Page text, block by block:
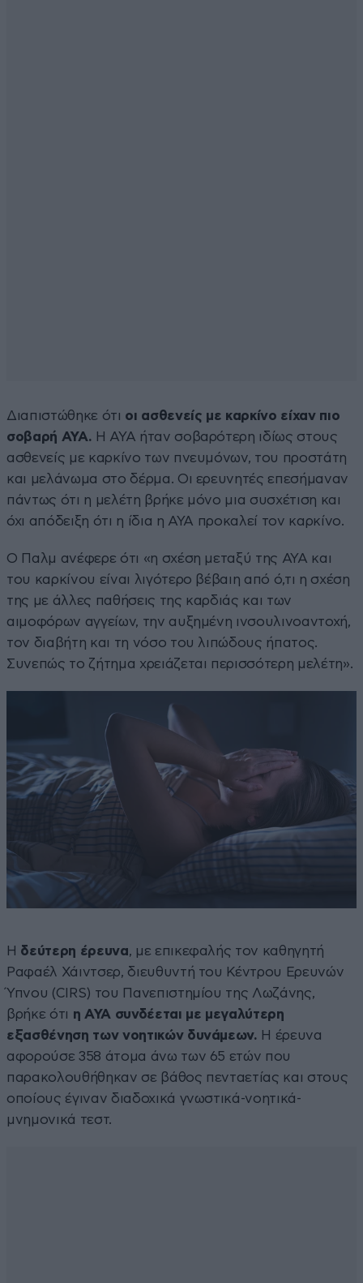
Διαπιστώθηκε ότι οι ασθενείς με καρκίνο είχαν πιο
σοβαρή ΑΥΑ. Η ΑΥΑ ήταν σοβαρότερη ιδίως στους
ασθενείς με καρκίνο των πνευμόνων, του προστάτη
και μελάνωμα στο δέρμα. Οι ερευνητές επεσήμαναν
πάντως ότι η μελέτη βρήκε μόνο μια συσχέτιση και
όχι απόδειξη ότι η ίδια η ΑΥΑ προκαλεί τον καρκίνο.
Ο Παλμ ανέφερε ότι «η σχέση μεταξύ της ΑΥΑ και
του καρκίνου είναι λιγότερο βέβαιη από ό,τι η σχέση
της με άλλες παθήσεις της καρδιάς και των
αιμοφόρων αγγείων, την αυξημένη ινσουλινοαντοχή,
τον διαβήτη και τη νόσο του λιπώδους ήπατος.
Συνεπώς το ζήτημα χρειάζεται περισσότερη μελέτη».
Η δεύτερη έρευνα, με επικεφαλής τον καθηγητή
Ραφαέλ Χάιντσερ, διευθυντή του Κέντρου Ερευνών
Ύπνου (CIRS) του Πανεπιστημίου της Λωζάνης,
βρήκε ότι η ΑΥΑ συνδέεται με μεγαλύτερη
εξασθένηση των νοητικών δυνάμεων. Η έρευνα
αφορούσε 358 άτομα άνω των 65 ετών που
παρακολουθήθηκαν σε βάθος πενταετίας και στους
οποίους έγιναν διαδοχικά γνωστικά-νοητικά-
μνημονικά τεστ.